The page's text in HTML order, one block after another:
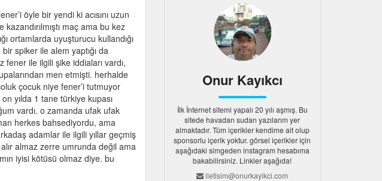
öyle bir yendi ki acısını uzun
maç ama bu kez
ortamlarda uyuşturucu kullandığı
bir spiker ile alem yaptığı da
fener ile ilgili şike iddiaları vardı,
men etmişti. herhalde
çocuk niye fener’i tutmuyor
yılda 1 tane türkiye kupası
vardı. o zamanda ufak ufak
herkes bahsediyordu, ama
adamlar ile ilgili yıllar geçmiş
almaz zerre umrunda değil ama
iyisi kötüsü olmaz diye. bu
Onur Kayıkcı
İlk İnternet sitemi yapalı 20 yılı aşmış. Bu
sitede havadan sudan yazılarım yer
almaktadır. Tüm içerikler kendime ait olup
sponsorlu içerik yoktur. görsel içerikler için
aşağıdaki simgeden instagram hesabıma
bakabilirsiniz. Linkler aşağıda!
iletisim@onurkayikci.com